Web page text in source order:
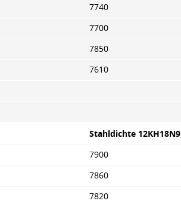
7740
7700
7850
7610
Stahldichte 12KH18N9
7900
7860
7820